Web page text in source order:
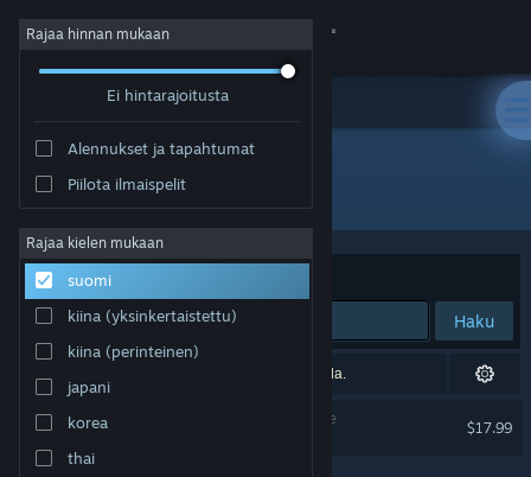
Kirjaudu sisään
Tietoa
Tuki
Vaihda kieli
Hanki Steam-mobiilisovellus
Näytä työpöytäsivusto
Rajaa hinnan mukaan
Ei hintarajoitusta
Alennukset ja tapahtumat
Piilota ilmaispelit
Rajaa kielen mukaan
suomi
kiina (yksinkertaistettu)
kiina (perinteinen)
japani
korea
thai
"The Fabulous Fear Machine"
Järjestelyperuste
Haku
1 tarkka osuma. Sensuroitu asetustesi perusteella.
The Fabulous Fear Machine
$17.99
POISTETTU ASETUSTEN PERUSTEELLA